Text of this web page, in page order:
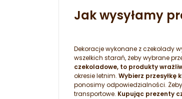
Jak wysyłamy
Dekoracje wykonane z czekolady
wszelkich starań, żeby wybrane
czekoladowe, to produkty
okresie letnim. Wybierz przesyłkę
ponosimy odpowiedzialności.
transportowe. Kupując prezenty